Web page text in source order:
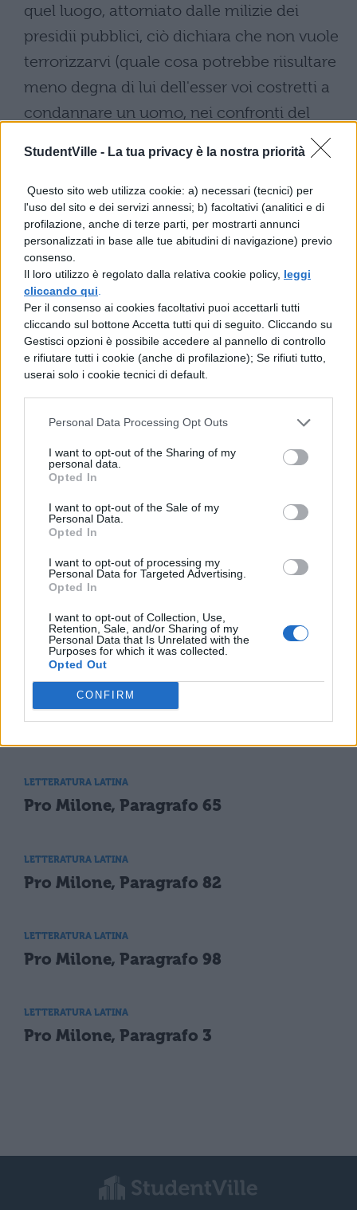
StudentVille - La tua privacy è la nostra priorità
Questo sito web utilizza cookie: a) necessari (tecnici) per
l'uso del sito e dei servizi annessi; b) facoltativi (analitici e di
profilazione, anche di terze parti, per mostrarti annunci
personalizzati in base alle tue abitudini di navigazione) previo
consenso.
Il loro utilizzo è regolato dalla relativa cookie policy, leggi
cliccando qui
Per il consenso ai cookies facoltativi puoi accettarli tutti
cliccando sul bottone Accetta tutti qui di seguito. Cliccando su
Gestisci opzioni è possibile accedere al pannello di controllo
e rifiutare tutti i cookie (anche di profilazione); Se rifiuti tutto,
userai solo i cookie tecnici di default.
Personal Data Processing Opt Outs
I want to opt-out of the Sharing of my
personal data.
Opted In
I want to opt-out of the Sale of my
Personal Data.
Opted In
I want to opt-out of processing my
Personal Data for Targeted Advertising.
Opted In
I want to opt-out of Collection, Use,
Retention, Sale, and/or Sharing of my
Personal Data that Is Unrelated with the
Purposes for which it was collected.
Opted Out
CONFIRM
quel luogo, attorniato dalle milizie dei
presidii pubblici, ciò dichiara che non vuole
terrorizzarvi (quale cosa potrebbe riisultare
meno degna di lui dell'esser voi costretti a
condannare un uomo, nei confronti del
provvedimenti in base al costume degli
antenati e al diritto a lui conferito?). Vuole
invece difendervi, perché capiate che -
contrariamente a quanto è stato detto ieri
in assemblea - potete pronunziare il
giudizio secondo coscienza e liberamente.
TI POTREBBE INTERESSARE
LETTERATURA LATINA
Pro Milone, Paragrafo 2
Pro Milone, Paragrafo 17
LETTERATURA LATINA
Pro Milone, Paragrafo 33
LETTERATURA LATINA
LETTERATURA LATINA
Pro Milone, Paragrafo 65
LETTERATURA LATINA
Pro Milone, Paragrafo 82
LETTERATURA LATINA
Pro Milone, Paragrafo 98
LETTERATURA LATINA
Pro Milone, Paragrafo 3